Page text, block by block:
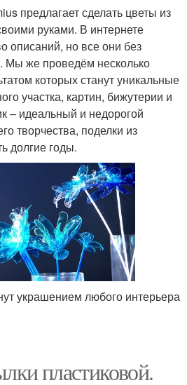
предлагает сделать цветы из
руками. В интернете
описаний, но все они без
Мы же проведём несколько
которых станут уникальные
участка, картин, бижутерии и
– идеальный и недорогой
творчества, поделки из
долгие годы.
украшением любого интерьера
пластиковой.